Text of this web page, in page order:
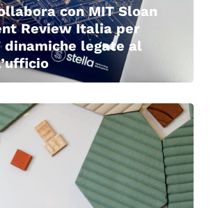
con MIT Sloan
Review Italia per
dinamiche legate al